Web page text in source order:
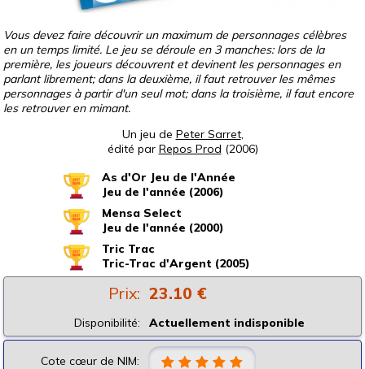
Vous devez faire découvrir un maximum de personnages célèbres
en un temps limité. Le jeu se déroule en 3 manches: lors de la
première, les joueurs découvrent et devinent les personnages en
parlant librement; dans la deuxième, il faut retrouver les mêmes
personnages à partir d'un seul mot; dans la troisième, il faut encore
les retrouver en mimant.
Un jeu de Peter Sarret,
édité par Repos Prod (2006)
As d'Or Jeu de l'Année
Jeu de l'année (2006)
Mensa Select
Jeu de l'année (2000)
Tric Trac
Tric-Trac d'Argent (2005)
Prix: 23.10 €
Disponibilité: Actuellement indisponible
Cote cœur de NIM: